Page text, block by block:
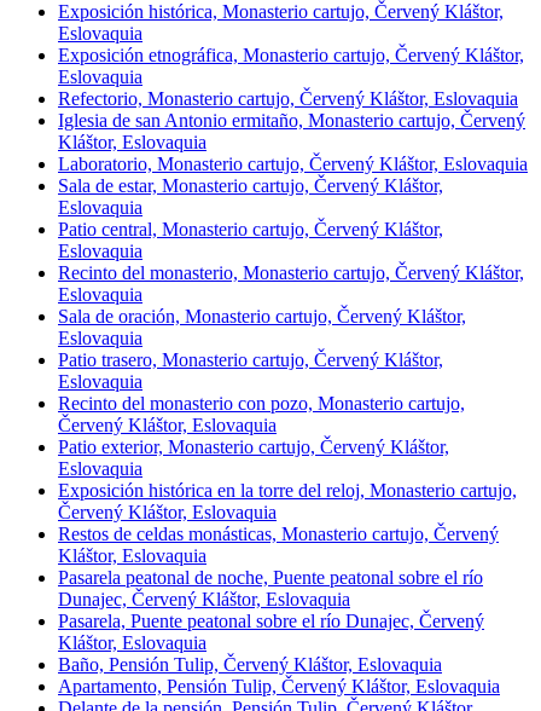
Exposición histórica, Monasterio cartujo, Červený Kláštor,
Eslovaquia
Exposición etnográfica, Monasterio cartujo, Červený Kláštor,
Eslovaquia
Refectorio, Monasterio cartujo, Červený Kláštor, Eslovaquia
Iglesia de san Antonio ermitaño, Monasterio cartujo, Červený
Kláštor, Eslovaquia
Laboratorio, Monasterio cartujo, Červený Kláštor, Eslovaquia
Sala de estar, Monasterio cartujo, Červený Kláštor,
Eslovaquia
Patio central, Monasterio cartujo, Červený Kláštor,
Eslovaquia
Recinto del monasterio, Monasterio cartujo, Červený Kláštor,
Eslovaquia
Sala de oración, Monasterio cartujo, Červený Kláštor,
Eslovaquia
Patio trasero, Monasterio cartujo, Červený Kláštor,
Eslovaquia
Recinto del monasterio con pozo, Monasterio cartujo,
Červený Kláštor, Eslovaquia
Patio exterior, Monasterio cartujo, Červený Kláštor,
Eslovaquia
Exposición histórica en la torre del reloj, Monasterio cartujo,
Červený Kláštor, Eslovaquia
Restos de celdas monásticas, Monasterio cartujo, Červený
Kláštor, Eslovaquia
Pasarela peatonal de noche, Puente peatonal sobre el río
Dunajec, Červený Kláštor, Eslovaquia
Pasarela, Puente peatonal sobre el río Dunajec, Červený
Kláštor, Eslovaquia
Baño, Pensión Tulip, Červený Kláštor, Eslovaquia
Apartamento, Pensión Tulip, Červený Kláštor, Eslovaquia